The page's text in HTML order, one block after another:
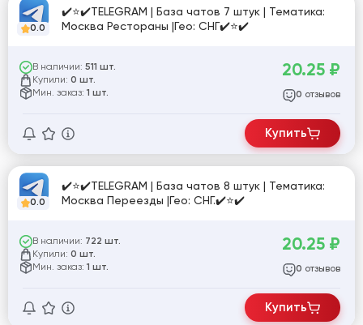
0.0
✔️⭐✔️TELEGRAM | База чатов 7 штук | Тематика:
Москва Рестораны |Гео: СНГ✔️⭐✔️
В наличии: 511 шт.
Купили: 0 шт.
Мин. заказ: 1 шт.
20.25 ₽
0 отзывов
Купить
0.0
✔️⭐✔️TELEGRAM | База чатов 8 штук | Тематика:
Москва Переезды |Гео: СНГ.✔️⭐✔️
В наличии: 722 шт.
Купили: 0 шт.
Мин. заказ: 1 шт.
20.25 ₽
0 отзывов
Купить